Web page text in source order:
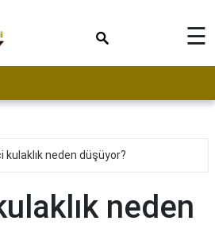
☰
kulaklık neden düşüyor?
neden